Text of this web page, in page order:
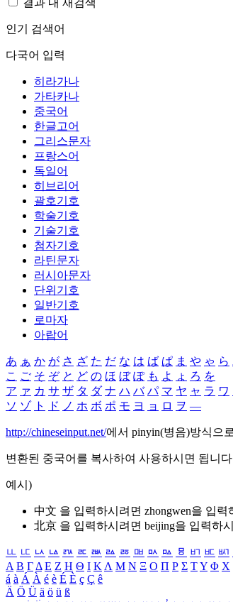
결과 내 재검색
인기 검색어
다국어 입력
히라가나
가타카나
중국어
한글고어
그리스문자
프랑스어
독일어
히브리어
괄호기호
학술기호
기술기호
첨자기호
라틴문자
러시아문자
단위기호
일반기호
로마자
아랍어
あ ぁ か が さ ざ た だ な は ば ぱ ま や ゃ ら
こ ご そ ぞ と ど の ほ ぼ ぽ も よ ょ ろ を
ア ァ カ サ ザ タ ダ ナ ハ バ パ マ ヤ ャ ラ ワ
ソ ゾ ト ド ノ ホ ボ ポ モ ヨ ョ ロ ヲ ―
http://chineseinput.net/에서 pinyin(병음)방식으
변환된 중국어를 복사하여 사용하시면 됩니
예시)
中文 을 입력하시려면 zhongwen을 입력
北京 을 입력하시려면 beijing을 입력하
ㅥ ㅦ ㅧ ㅨ ㅩ ㅪ ㅫ ㅬ ㅭ ㅮ ㅯ ㅰ ㅱ ㅲ ㅳ ㅴ
Α Β ΓΔ Ε Ζ Η Θ Ι ΚΛ Μ Ν Ξ Ο Π Ρ Σ ΤΥ Φ Χ
á à Á À é è É È ç Ç ê
Ä Ö Ü ä ö ü ß